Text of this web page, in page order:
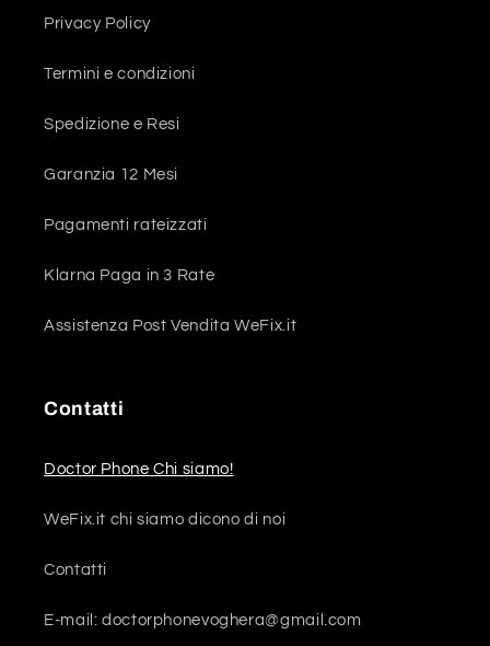
Privacy Policy
Termini e condizioni
Spedizione e Resi
Garanzia 12 Mesi
Pagamenti rateizzati
Klarna Paga in 3 Rate
Assistenza Post Vendita WeFix.it
Contatti
Doctor Phone Chi siamo!
WeFix.it chi siamo dicono di noi
Contatti
E-mail: doctorphonevoghera@gmail.com